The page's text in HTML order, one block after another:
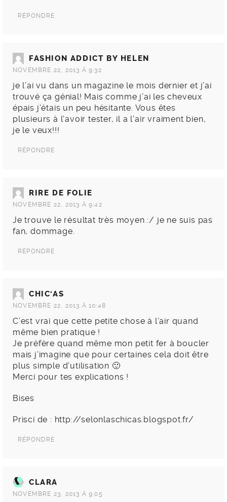
RÉPONDRE
FASHION ADDICT BY HELEN
NOVEMBRE 22, 2013 À 9:32
je l’ai vu dans un magazine le mois dernier et j’ai
trouvé ça génial! Mais comme j’ai les cheveux
épais j’étais un peu hésitante. Vous êtes
plusieurs à l’avoir tester, il a l’air vraiment bien,
je le veux!!!
RÉPONDRE
RIRE DE FOLIE
NOVEMBRE 22, 2013 À 9:42
Je trouve le résultat très moyen :/ je ne suis pas
fan, dommage.
RÉPONDRE
CHIC'AS
NOVEMBRE 22, 2013 À 10:48
C’est vrai que cette petite chose à l’air quand
même bien pratique !
Je préfère quand même mon petit fer à boucler
mais j’imagine que pour certaines cela doit être
plus simple d’utilisation 🙂
Merci pour tes explications !
Bises
Prisci de : http://selonlaschicas.blogspot.fr/
RÉPONDRE
CLARA
NOVEMBRE 23, 2013 À 9:05